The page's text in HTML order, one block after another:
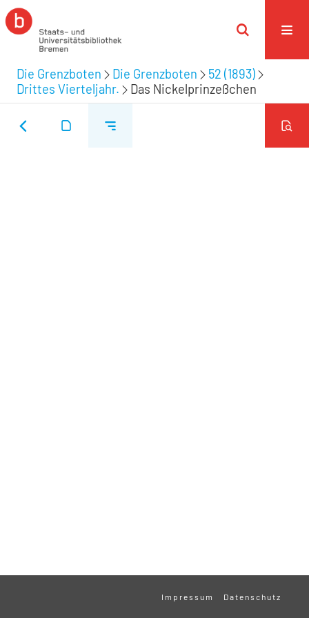
Die Grenzboten Die Grenzboten
52 (1893)
Drittes Vierteljahr.
Das Nickelprinzeßchen
Impressum Datenschutz